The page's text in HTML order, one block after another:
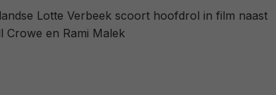
Lotte Verbeek scoort hoofdrol in film naast
Crowe en Rami Malek